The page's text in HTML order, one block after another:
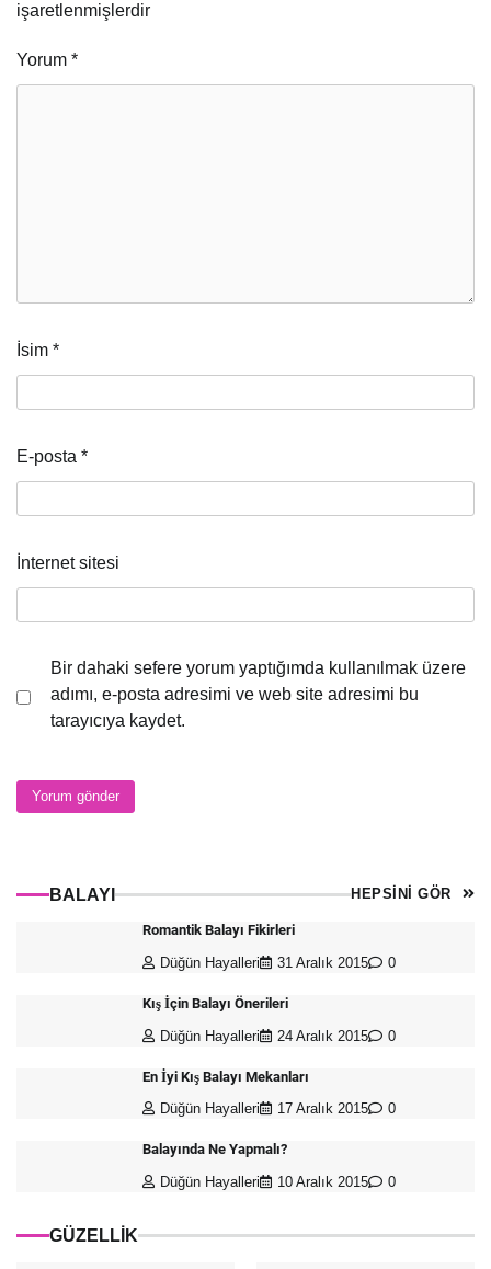
işaretlenmişlerdir
Yorum *
İsim *
E-posta *
İnternet sitesi
Bir dahaki sefere yorum yaptığımda kullanılmak üzere
adımı, e-posta adresimi ve web site adresimi bu
tarayıcıya kaydet.
BALAYI HEPSİNİ GÖR
Romantik Balayı Fikirleri
Düğün Hayalleri 31 Aralık 2015 0
Kış İçin Balayı Önerileri
Düğün Hayalleri 24 Aralık 2015 0
En İyi Kış Balayı Mekanları
Düğün Hayalleri 17 Aralık 2015 0
Balayında Ne Yapmalı?
Düğün Hayalleri 10 Aralık 2015 0
GÜZELLİK